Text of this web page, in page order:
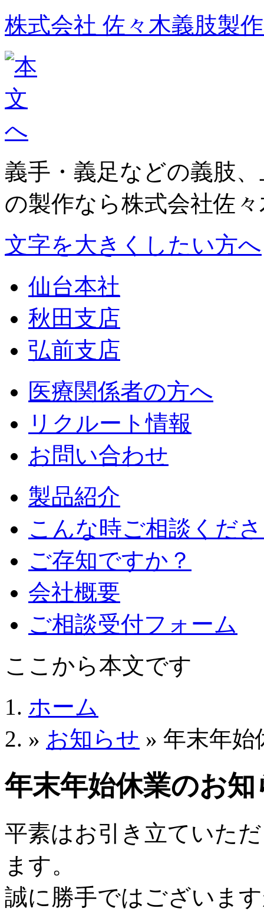
株式会社 佐々木義肢製
義手・義足などの義肢
の製作なら株式会社佐
文字を大きくしたい方へ
仙台本社
秋田支店
弘前支店
医療関係者の方へ
リクルート情報
お問い合わせ
製品紹介
こんな時ご相談くだ
ご存知ですか？
会社概要
ご相談受付フォーム
ここから本文です
ホーム
» お知らせ » 年末年
年末年始休業のお知
平素はお引き立ていた
ます。
誠に勝手ではございま